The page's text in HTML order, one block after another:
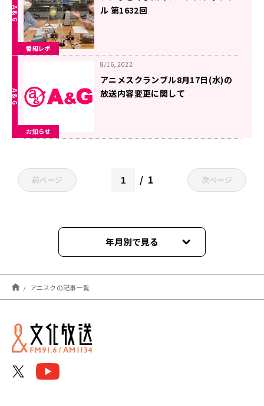
番組レポ
ル 第1632回
お知らせ
8/16, 2022
アニメスクランブル8月17日(水)の
放送内容変更に関して
前ページ 1 次ページ
年月別で見る
2025年03月
2024年04月
2024年03月
アニスクの記事一覧